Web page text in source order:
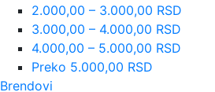
2.000,00 – 3.000,00 RSD
3.000,00 – 4.000,00 RSD
4.000,00 – 5.000,00 RSD
Preko 5.000,00 RSD
Brendovi